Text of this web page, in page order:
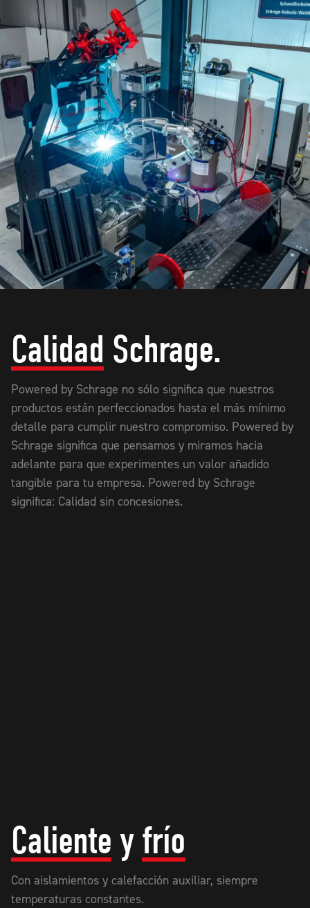
Calidad Schrage.
Powered by Schrage no sólo significa que nuestros
productos están perfeccionados hasta el más mínimo
detalle para cumplir nuestro compromiso. Powered by
Schrage significa que pensamos y miramos hacia
adelante para que experimentes un valor añadido
tangible para tu empresa. Powered by Schrage
significa: Calidad sin concesiones.
Caliente yfrío
Con aislamientos y calefacción auxiliar, siempre
temperaturas constantes.